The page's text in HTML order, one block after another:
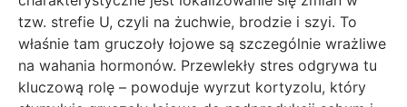
tzw. strefie U, czyli na żuchwie, brodzie i szyi. To
właśnie tam gruczoły łojowe są szczególnie wrażliwe
na wahania hormonów. Przewlekły stres odgrywa tu
kluczową rolę – powoduje wyrzut kortyzolu, który